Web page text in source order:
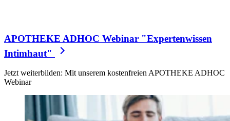
APOTHEKE ADHOC Webinar "Expertenwissen
Intimhaut"
Jetzt weiterbilden: Mit unserem kostenfreien APOTHEKE ADHOC
Webinar